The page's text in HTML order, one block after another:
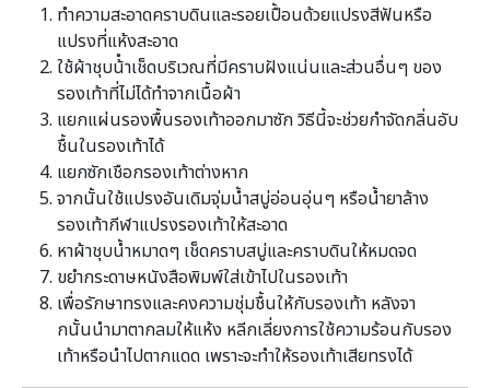
ทําความสะอาดคราบดินและรอยเปื้อนด้วยแปรงสีฟันหรือ
แปรงที่แห้งสะอาด
ใช้ผ้าชุบน้ําเช็ดบริเวณที่มีคราบฝังแน่นและส่วนอื่นๆ ของ
รองเท้าที่ไม่ได้ทําจากเนื้อผ้า
แยกแผ่นรองพื้นรองเท้าออกมาซัก วิธีนี้จะช่วยกําจัดกลิ่นอับ
ชื้นในรองเท้าได้
แยกซักเชือกรองเท้าต่างหาก
จากนั้นใช้แปรงอันเดิมจุ่มน้ำสบู่อ่อนอุ่นๆ หรือน้ำยาล้าง
รองเท้ากีฬาแปรงรองเท้าให้สะอาด
หาผ้าชุบน้ำหมาดๆ เช็ดคราบสบู่และคราบดินให้หมดจด
ขยํากระดาษหนังสือพิมพ์ใส่เข้าไปในรองเท้า
เพื่อรักษาทรงและคงความชุ่มชื้นให้กับรองเท้า หลังจา
กนั้นนํามาตากลมให้แห้ง หลีกเลี่ยงการใช้ความร้อนกับรอง
เท้าหรือนําไปตากแดด เพราะจะทําให้รองเท้าเสียทรงได้